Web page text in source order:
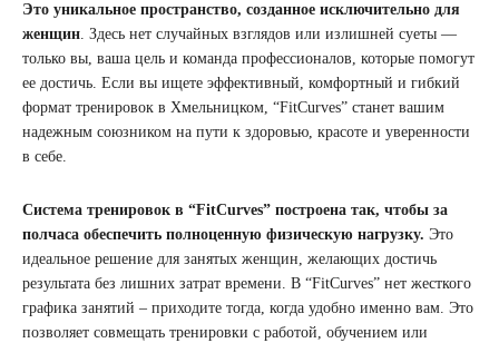
Это уникальное пространство, созданное исключительно для
женщин. Здесь нет случайных взглядов или излишней суеты —
только вы, ваша цель и команда профессионалов, которые помогут
ее достичь. Если вы ищете эффективный, комфортный и гибкий
формат тренировок в Хмельницком, “FitCurves” станет вашим
надежным союзником на пути к здоровью, красоте и уверенности
в себе.
Система тренировок в “FitCurves” построена так, чтобы за
полчаса обеспечить полноценную физическую нагрузку. Это
идеальное решение для занятых женщин, желающих достичь
результата без лишних затрат времени. В “FitCurves” нет жесткого
графика занятий – приходите тогда, когда удобно именно вам. Это
позволяет совмещать тренировки с работой, обучением или